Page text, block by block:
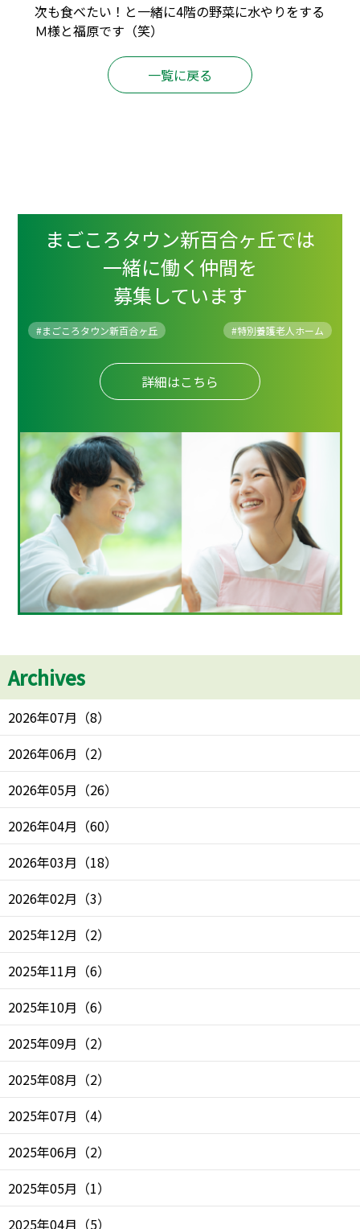
次も食べたい！と一緒に4階の野菜に水やりをする
Ｍ様と福原です（笑）
一覧に戻る
まごころタウン新百合ヶ丘では
一緒に働く仲間を
募集しています
#まごころタウン新百合ヶ丘 #特別養護老人ホーム
詳細はこちら
Archives
2026年07月 （8）
2026年06月 （2）
2026年05月 （26）
2026年04月 （60）
2026年03月 （18）
2026年02月 （3）
2025年12月 （2）
2025年11月 （6）
2025年10月 （6）
2025年09月 （2）
2025年08月 （2）
2025年07月 （4）
2025年06月 （2）
2025年05月 （1）
2025年04月 （5）